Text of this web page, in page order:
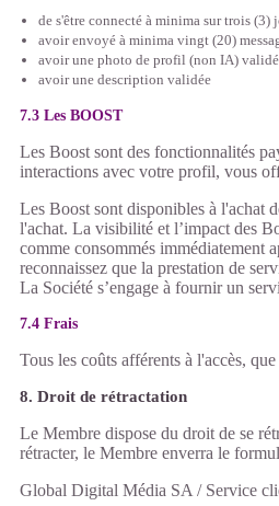
de s'être connecté à minima sur trois (3)
avoir envoyé à minima vingt (20)
avoir une photo de profil (non IA)
avoir une description validée
7.3 Les BOOST
Les Boost sont des fonctionnalités
interactions avec votre profil, vous
Les Boost sont disponibles à l'achat
l'achat. La visibilité et l’impact des
comme consommés immédiatement
reconnaissez que la prestation de
La Société s’engage à fournir un
7.4 Frais
Tous les coûts afférents à l'accès,
8. Droit de rétractation
Le Membre dispose du droit de se
rétracter, le Membre enverra le
Global Digital Média SA / Service